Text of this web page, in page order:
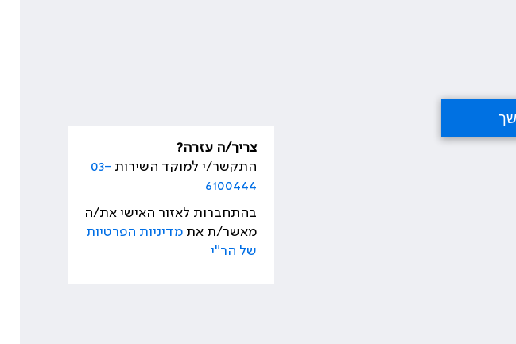
צריך/ה עזרה?
התקשר/י למוקד השירות 03-
6100444
בהתחברות לאזור האישי את/ה
מאשר/ת אתמדיניות הפרטיות
של הר"י